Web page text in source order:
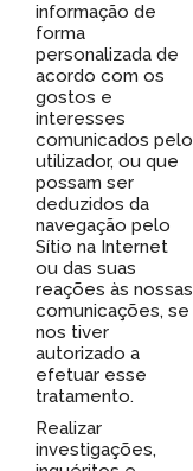
informação de
forma
personalizada de
acordo com os
gostos e
interesses
comunicados pelo
utilizador, ou que
possam ser
deduzidos da
navegação pelo
Sítio na Internet
ou das suas
reações às nossas
comunicações, se
nos tiver
autorizado a
efetuar esse
tratamento.
Realizar
investigações,